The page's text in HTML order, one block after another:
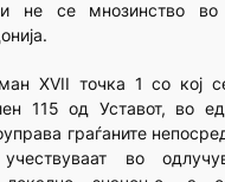
не се мнозинство во
XVII точка 1 со кој
115 од Уставот, во
граѓаните
учествуваат во